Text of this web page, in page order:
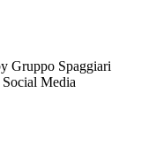
Gruppo Spaggiari
Media